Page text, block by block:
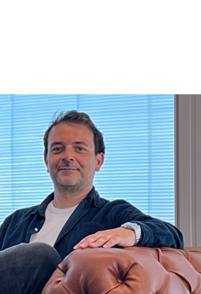
è un
a
Networking agli
startup Kicè punta
"spreco di relazioni"